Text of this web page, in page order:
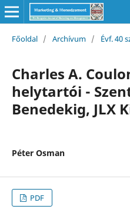
Főoldal / Archívum / Évf. 40
Charles A.
helytartói -
Benedekig, JLX
Péter Osman
PDF